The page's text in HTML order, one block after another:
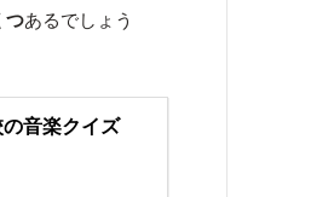
つあるでしょう
音楽クイズ